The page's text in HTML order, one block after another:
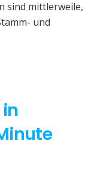
sind mittlerweile,
und